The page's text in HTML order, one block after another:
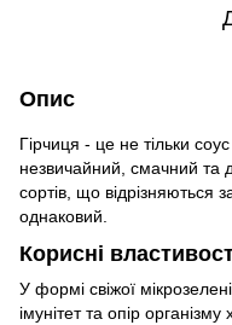
Опис
Гірчиця - це не тільки
незвичайний, смачний та
сортів, що відрізняються
однаковий.
Корисні
У формі свіжої
імунітет та опір